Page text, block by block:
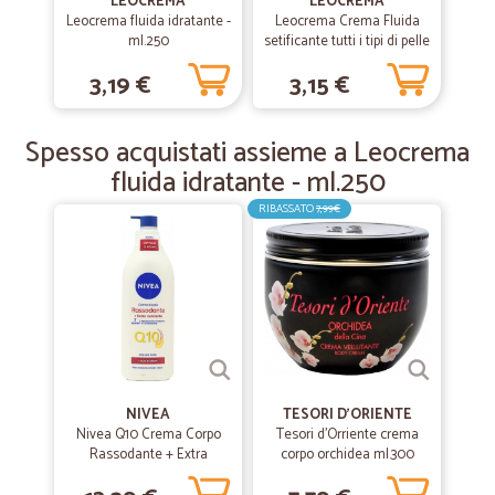
Tutto OK!
Molto veloci ed efficienti consiglio a…
Molto veloci ed efficienti consiglio a tutti
08/02/2019
—Lucilla D.
i prodotti corrispondono alla descrizione, l'imballo è accurato, la
spedizione secondo i tempi dichiarati. L'acquisto è risultato
22/12/2018
—Isabella M.
organizzazione ottima
Leocrema fluida idratante -
ml.250
3,19 €
Leocrema Crema Fluida
setificante tutti i tipi di pelle
all'Olio di Argan 250 ml.
3,15 €
Spesso acquistati assieme a Leocrema
fluida idratante - ml.250
NIVEA
Nivea Q10 Crema Corpo
Rassodante + Extra
nutriente Pelle matura e
RIBASSATO7,99€
TESORI D'ORIENTE
Tesori d'Orriente crema
corpo orchidea ml.300